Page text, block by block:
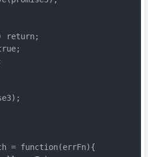
return;
= function(errFn){